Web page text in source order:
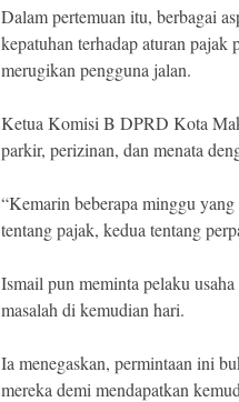
Dalam pertemuan itu, berbagai
kepatuhan terhadap aturan
merugikan pengguna jalan.
Ketua Komisi B DPRD Kota
parkir, perizinan, dan menata
“Kemarin beberapa minggu
tentang pajak, kedua tentang
Ismail pun meminta pelaku
masalah di kemudian hari.
Ia menegaskan, permintaan ini
mereka demi mendapatkan